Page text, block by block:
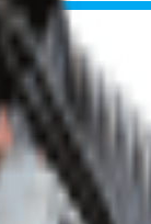
3 (Flanqueo),